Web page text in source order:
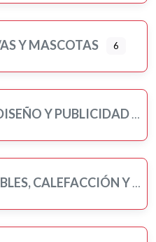
Y MASCOTAS 6
Y PUBLICIDAD
Y FONTANERÍA